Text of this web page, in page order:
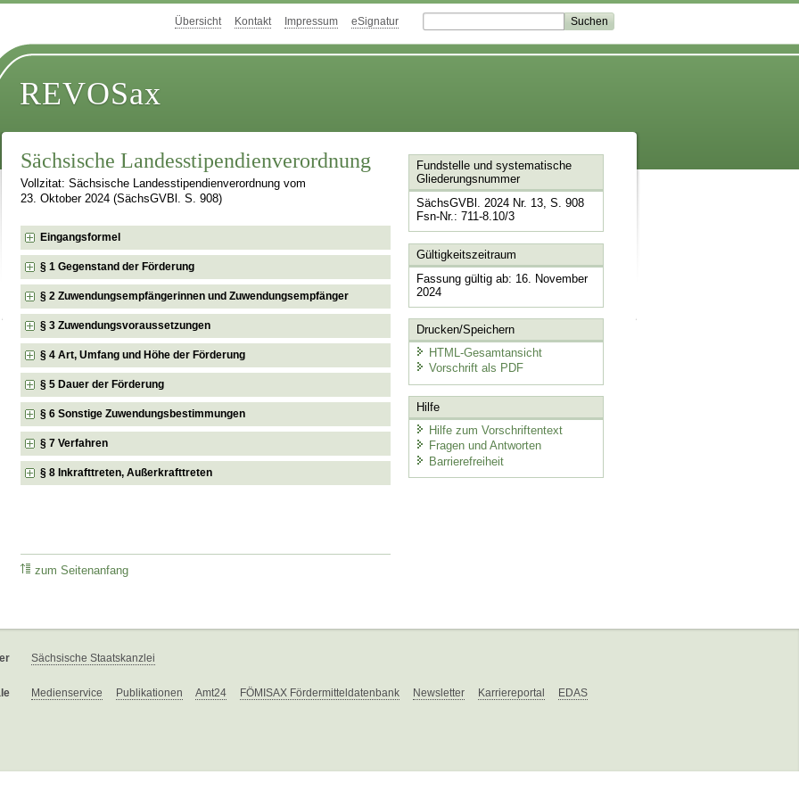
Übersicht Kontakt Impressum eSignatur
REVOSax
Sächsische Landesstipendienverordnung
Vollzitat: Sächsische Landesstipendienverordnung vom
23. Oktober 2024 (SächsGVBl. S. 908)
Eingangsformel
§ 1 Gegenstand der Förderung
§ 2 Zuwendungsempfängerinnen und Zuwendungsempfänger
§ 3 Zuwendungsvoraussetzungen
§ 4 Art, Umfang und Höhe der Förderung
§ 5 Dauer der Förderung
§ 6 Sonstige Zuwendungsbestimmungen
§ 7 Verfahren
§ 8 Inkrafttreten, Außerkrafttreten
zum Seitenanfang
Fundstelle und systematische
Gliederungsnummer
SächsGVBl. 2024 Nr. 13, S. 908
Fsn-Nr.: 711-8.10/3
Gültigkeitszeitraum
Fassung gültig ab: 16. November
2024
Drucken/Speichern
HTML-Gesamtansicht
Vorschrift als PDF
Hilfe
Hilfe zum Vorschriftentext
Fragen und Antworten
Barrierefreiheit
Sächsische Staatskanzlei
Medienservice Publikationen Amt24 FÖMISAX Fördermitteldatenbank Newsletter Karriereportal EDAS